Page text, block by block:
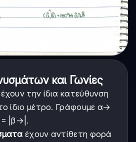
και Γωνίες
έχουν την ίδια κατεύθυνση
ίδιο μέτρο. Γράφουμε α→
|β→|.
έχουν αντίθετη φορά